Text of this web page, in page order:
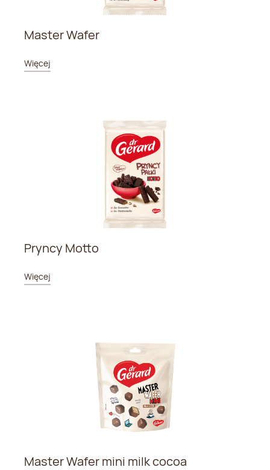
Master Wafer
Więcej
Pryncy Motto
Więcej
Master Wafer mini milk cocoa